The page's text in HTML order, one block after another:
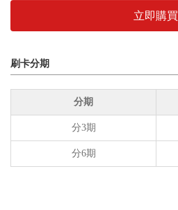
立即購買
刷卡分期
分期
分3期
分6期